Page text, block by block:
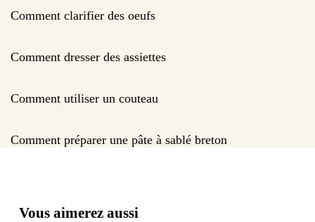
Comment clarifier des oeufs
Comment dresser des assiettes
Comment utiliser un couteau
Comment préparer une pâte à sablé breton
Vous aimerez aussi